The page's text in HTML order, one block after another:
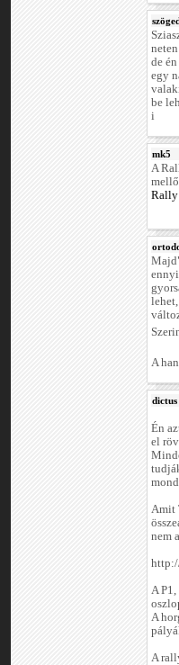
de
egy
be
i
mk5
A
Rally
A
Én
el
Amit
nem
A
A
A